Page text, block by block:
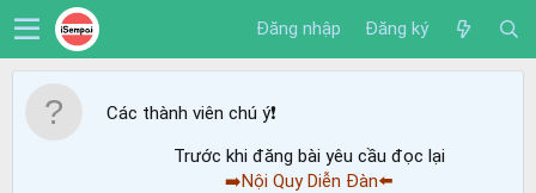
Đăng nhập Đăng ký
Các thành viên chú ý❗️
Trước khi đăng bài yêu cầu đọc lại
➡️Nội Quy Diễn Đàn⬅️